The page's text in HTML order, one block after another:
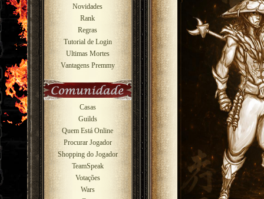
Novidades
Rank
Regras
Tutorial de Login
Ultimas Mortes
Vantagens Premmy
Casas
Guilds
Quem Está Online
Procurar Jogador
Shopping do Jogador
TeamSpeak
Votações
Wars